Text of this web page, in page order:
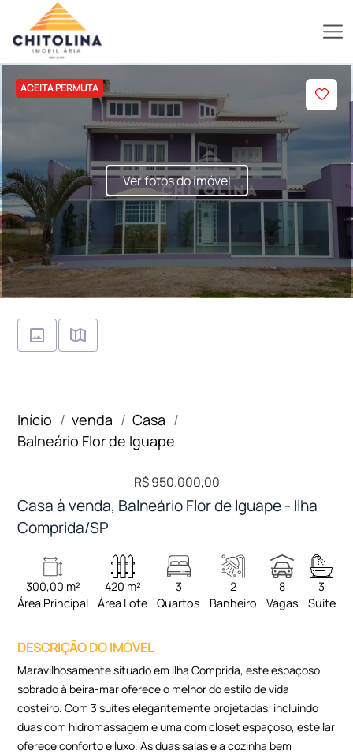
ACEITA PERMUTA
Ver fotos do imóvel
Início venda
Casa
Balneário Flor de Iguape
R$ 950.000,00
Casa à venda, Balneário Flor de Iguape - Ilha
Comprida/SP
300,00 m²
Área Principal
420 m²
Área Lote
3
Quartos
2
Banheiro
8
Vagas
3
Suite
DESCRIÇÃO DO IMÓVEL
Maravilhosamente situado em Ilha Comprida, este espaçoso
sobrado à beira-mar oferece o melhor do estilo de vida
costeiro. Com 3 suítes elegantemente projetadas, incluindo
duas com hidromassagem e uma com closet espaçoso, este lar
oferece conforto e luxo. As duas salas e a cozinha bem